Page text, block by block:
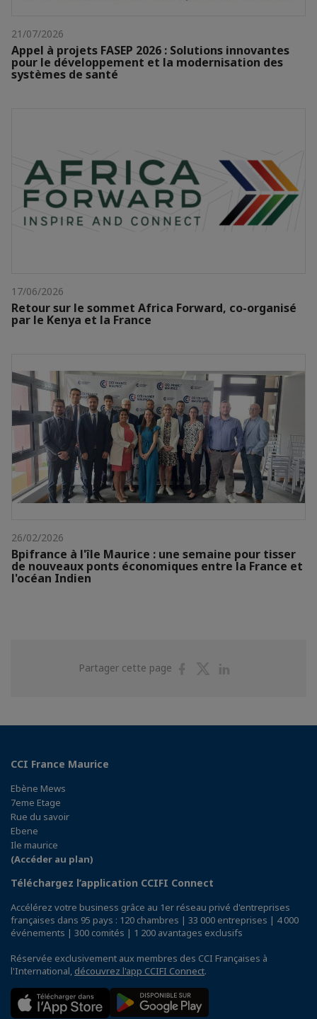
21/07/2026
Appel à projets FASEP 2026 : Solutions innovantes
pour le développement et la modernisation des
systèmes de santé
17/06/2026
Retour sur le sommet Africa Forward, co-organisé
par le Kenya et la France
26/02/2026
Bpifrance à l'île Maurice : une semaine pour tisser
de nouveaux ponts économiques entre la France et
l'océan Indien
Partager cette page
PartagerPartager
CCI France Maurice
Ebène Mews
7eme Etage
Rue du savoir
Ebene
Ile maurice
(Accéder au plan)
Téléchargez l’application CCIFI Connect
Accélérez votre business grâce au 1er réseau privé d'entreprises
françaises dans 95 pays : 120 chambres | 33 000 entreprises | 4 000
événements | 300 comités | 1 200 avantages exclusifs
Réservée exclusivement aux membres des CCI Françaises à
l'International, découvrez l'app CCIFI Connect.